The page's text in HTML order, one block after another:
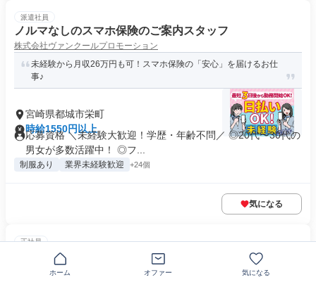
派遣社員
ノルマなしのスマホ保険のご案内スタッフ
株式会社ヴァンクールプロモーション
未経験から月収26万円も可！スマホ保険の「安心」を届けるお仕
事♪
宮崎県都城市栄町
時給1550円以上
応募資格 ＼未経験大歓迎！学歴・年齢不問／ ◎20代〜30代の
男女が多数活躍中！ ◎フ...
制服あり 業界未経験歓迎 +24個
気になる
正社員
ドローン等も活用し発電設備を支える電気保安従事者
株式会社イースト・エンジニアリング
ホーム オファー 気になる